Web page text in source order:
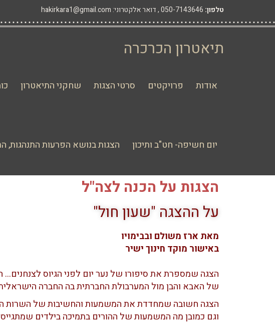
טלפון: דואר אלקטרוני: hakirkara1@gmail.com
תיאטרון הכרכרה
אודות פרויקטים סרטי הצגות שחקני התיאטרון
יום חשיפה- חט"ב ותיכון הצגות בנושא הפרעות התנהגות,
הצגות על הכנה לצה"ל
על ההצגה "שעון חול"
מאת ארז משולם ובבימויו
באישור מוקד חינוך ישיר
הצגה שמספרת את סיפורו של נער יום לפני הגיוס
של האבא והבן מול המערבולת החברתית בה החברה
הצגה חשובה שמחדדת את המשמעות והחשיבות של השרות
וגם כמובן מה המשמעות של ההורים בתמיכה בילדים